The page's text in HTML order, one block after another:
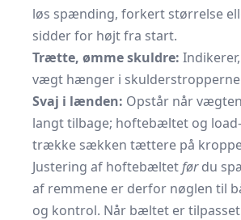
løs spænding, forkert størrelse
sidder for højt fra start.
Trætte, ømme skuldre:
vægt hænger i
Svaj i lænden: Opstår når
langt tilbage; hoftebæltet og
trække sækken tættere på
Justering af hoftebæltetførdu
af remmene er derfor nøglen til
og kontrol. Når bæltet er